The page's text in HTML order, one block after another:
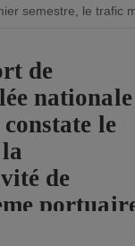
semestre, le trafic
de
nationale
le
de